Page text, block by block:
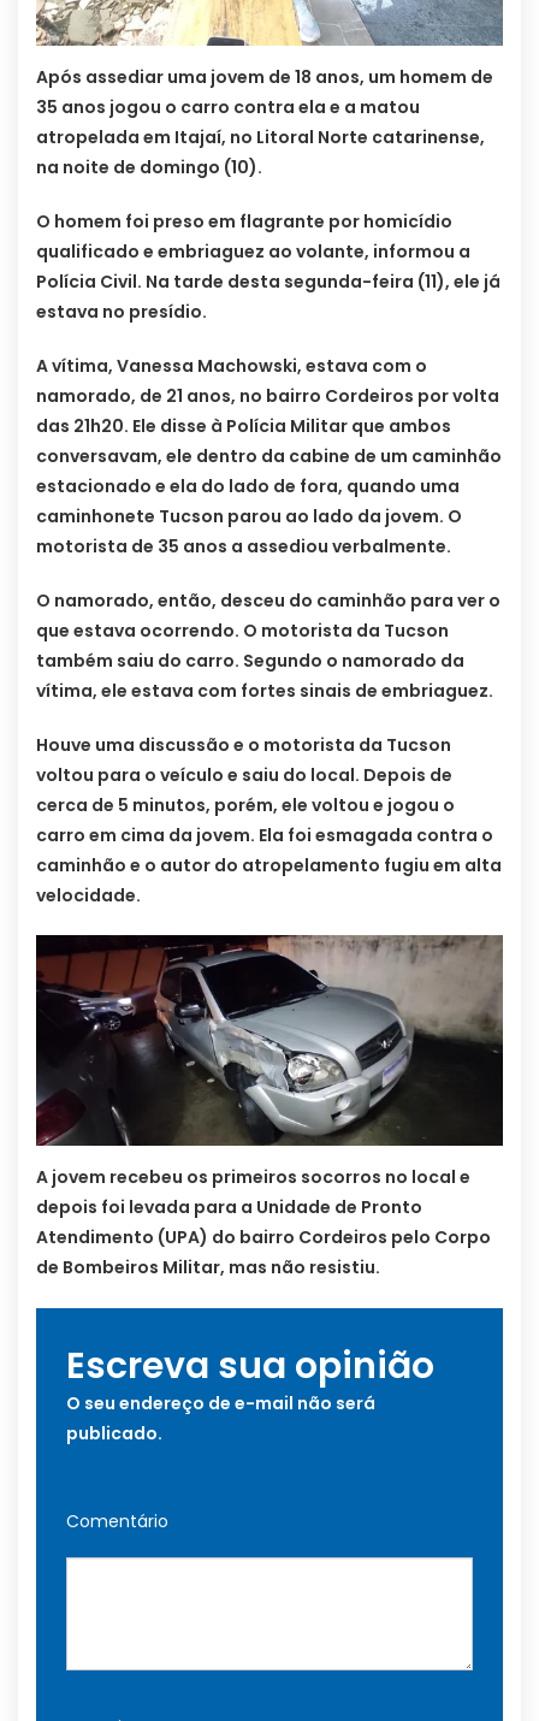
Após assediar uma jovem de 18 anos, um homem de
35 anos jogou o carro contra ela e a matou
atropelada em Itajaí, no Litoral Norte catarinense,
na noite de domingo (10).
O homem foi preso em flagrante por homicídio
qualificado e embriaguez ao volante, informou a
Polícia Civil. Na tarde desta segunda-feira (11), ele já
estava no presídio.
A vítima, Vanessa Machowski, estava com o
namorado, de 21 anos, no bairro Cordeiros por volta
das 21h20. Ele disse à Polícia Militar que ambos
conversavam, ele dentro da cabine de um caminhão
estacionado e ela do lado de fora, quando uma
caminhonete Tucson parou ao lado da jovem. O
motorista de 35 anos a assediou verbalmente.
O namorado, então, desceu do caminhão para ver o
que estava ocorrendo. O motorista da Tucson
também saiu do carro. Segundo o namorado da
vítima, ele estava com fortes sinais de embriaguez.
Houve uma discussão e o motorista da Tucson
voltou para o veículo e saiu do local. Depois de
cerca de 5 minutos, porém, ele voltou e jogou o
carro em cima da jovem. Ela foi esmagada contra o
caminhão e o autor do atropelamento fugiu em alta
velocidade.
A jovem recebeu os primeiros socorros no local e
depois foi levada para a Unidade de Pronto
Atendimento (UPA) do bairro Cordeiros pelo Corpo
de Bombeiros Militar, mas não resistiu.
Escreva sua opinião
O seu endereço de e-mail não será
publicado.
Comentário